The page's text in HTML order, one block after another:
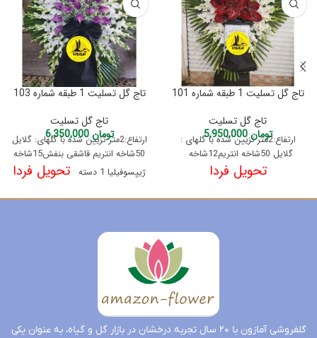
تاج گل تسلیت 1 طبقه شماره 101
تاج گل تسلیت
تومان5,950,000
ارتفاع:2متر تزیین شده با گلهای :
گلایل 50شاخه انتریم12شاخه
تحویل فردا
تاج گل تسلیت 1 طبقه شماره 103
تاج گل تسلیت
تومان6,350,000
ارتفاع:2متر تزیین شده با گلهای: گلایل
50شاخه انتریم قاشقی بنفش15شاخه
ژیپسوفیلیا 1 دسته
تحویل فردا
گلفروشی آمازون با ۲۰ سال تجربه درخشان در بازار گل و گیاه، به عنوان یکی